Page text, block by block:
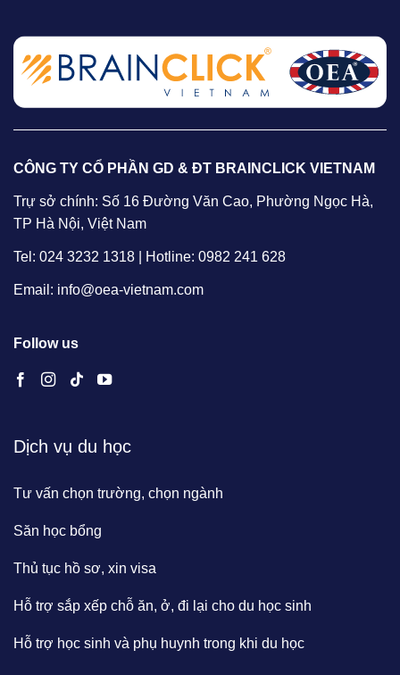
CÔNG TY CỔ PHẦN GD & ĐT BRAINCLICK VIETNAM
Trự sở chính: Số 16 Đường Văn Cao, Phường Ngọc Hà,
TP Hà Nội, Việt Nam
Tel: 024 3232 1318 | Hotline: 0982 241 628
Email: info@oea-vietnam.com
Follow us
Dịch vụ du học
Tư vấn chọn trường, chọn ngành
Săn học bổng
Thủ tục hồ sơ, xin visa
Hỗ trợ sắp xếp chỗ ăn, ở, đi lại cho du học sinh
Hỗ trợ học sinh và phụ huynh trong khi du học